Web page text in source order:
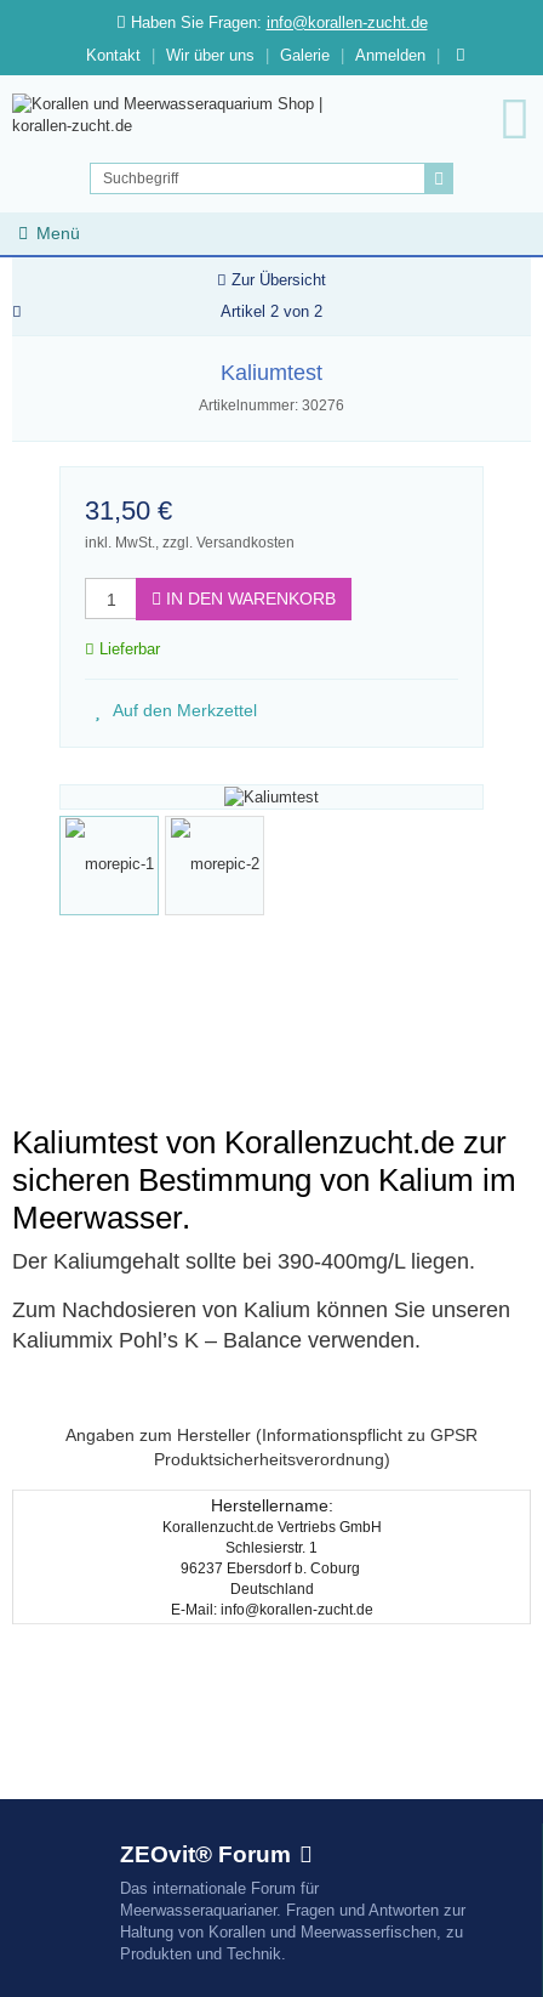
Haben Sie Fragen: info@korallen-zucht.de
Kontakt
Wir über uns Galerie Anmelden
Menü
Zur Übersicht
Artikel 2 von 2
Kaliumtest
Artikelnummer: 30276
Kaliumtest von Korallenzucht.de zur
sicheren Bestimmung von Kalium im
Meerwasser.
Der Kaliumgehalt sollte bei 390-400mg/L liegen.
Zum Nachdosieren von Kalium können Sie unseren
Kaliummix Pohl’s K – Balance verwenden.
Angaben zum Hersteller (Informationspflicht zu GPSR
Produktsicherheitsverordnung)
Herstellername:
Korallenzucht.de Vertriebs GmbH
Schlesierstr. 1
96237 Ebersdorf b. Coburg
Deutschland
E-Mail: info@korallen-zucht.de
31,50 €
inkl. MwSt., zzgl. Versandkosten
IN DEN WARENKORB
Lieferbar
Auf den Merkzettel
ZEOvit® Forum
Das internationale Forum für
Meerwasseraquarianer. Fragen und Antworten zur
Haltung von Korallen und Meerwasserfischen, zu
Produkten und Technik.